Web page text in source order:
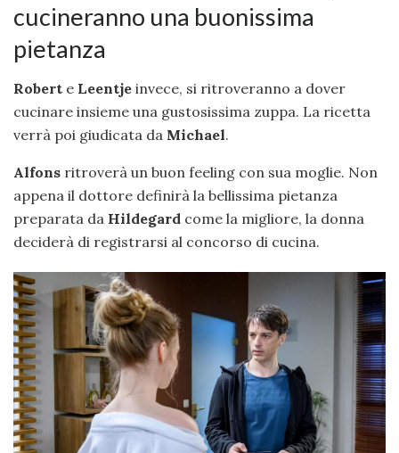
cucineranno una buonissima
pietanza
Robert e Leentje invece, si ritroveranno a dover
cucinare insieme una gustosissima zuppa. La ricetta
verrà poi giudicata da Michael.
Alfons ritroverà un buon feeling con sua moglie. Non
appena il dottore definirà la bellissima pietanza
preparata da Hildegard come la migliore, la donna
deciderà di registrarsi al concorso di cucina.